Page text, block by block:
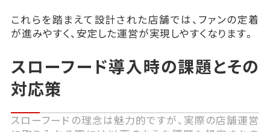
これらを踏まえて設計された店舗では、ファンの定着
が進みやすく、安定した運営が実現しやすくなります。
スローフード導入時の課題とその
対応策
スローフードの理念は魅力的ですが、実際の店舗運営